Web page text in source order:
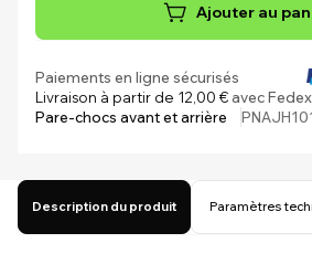
Ajouter au
Paiements en ligne sécurisés
Livraison à partir de 12,00 €avec
Pare-chocs avant et arrière
Description du produit Paramètres